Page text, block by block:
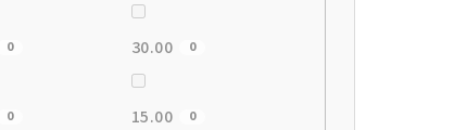
0 30.00 0
0 15.00 0